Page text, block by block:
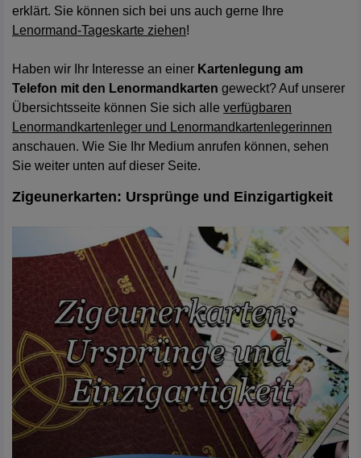
erklärt. Sie können sich bei uns auch gerne Ihre
Lenormand-Tageskarte ziehen!
Haben wir Ihr Interesse an einer Kartenlegung am
Telefon mit den Lenormandkarten geweckt? Auf unserer
Übersichtsseite können Sie sich alle verfügbaren
Lenormandkartenleger und Lenormandkartenlegerinnen
anschauen. Wie Sie Ihr Medium anrufen können, sehen
Sie weiter unten auf dieser Seite.
Zigeunerkarten: Ursprünge und Einzigartigkeit